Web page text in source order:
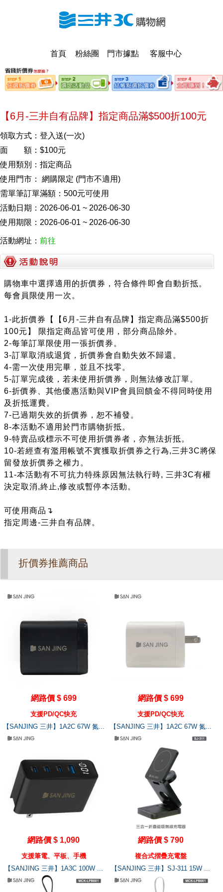
首頁 粉絲團 門市據點 客服中心
【6月-三井自有品牌】指定商品滿$500折100元
領取方式：登入送(一次)
面 額：$100元
使用類別：指定商品
使用門市： 網購限定 (門市不適用)
需單筆訂單滿額：500元可使用
活動日期：2026-06-01 ~ 2026-06-30
使用期限：2026-06-01 ~ 2026-06-30
活動網址： 前往
購物車中選擇適用的折價券，符合條件即會自動折抵。
每會員限使用一次。
1-此折價券【【6月-三井自有品牌】指定商品滿$500折
100元】 限指定商品皆可使用，部分商品除外。
2-每筆訂單限使用一張折價券。
3-訂單取消或退貨，折價券會自動失效不歸還。
4-需一次使用完畢，並且不找零。
5-訂單完成後，若未使用折價券，則無法修改訂單。
6-折價券、其他優惠活動與VIP會員回饋金不得同時使用
及折抵運費。
7-已過期失效的折價券，恕不補發。
8-本活動不適用於門市購物折抵。
9-特賣品或標示不可使用折價券者，亦無法折抵。
10-若經查有濫用帳號不實獲取折價券之行為,三井3C將保
留發放折價券之權力。
11-本活動有不可抗力特殊原因無法執行時, 三井3C有權
決定取消,終止,修改或暫停本活動。
可使用商品↴
指定周邊-三井自有品牌。
折價券推薦商品
網路價 $ 699
支援PD/QC快充
【SANJING 三井】1A2C 67W 氮...
網路價 $ 699
支援PD/QC快充
【SANJING 三井】1A2C 67W 氮...
網路價 $ 1,090
支援筆電、平板、手機
【SANJING 三井】1A3C 100W ...
網路價 $ 790
複合式摺疊充電盤
【SANJING 三井】SJ-311 15W ...